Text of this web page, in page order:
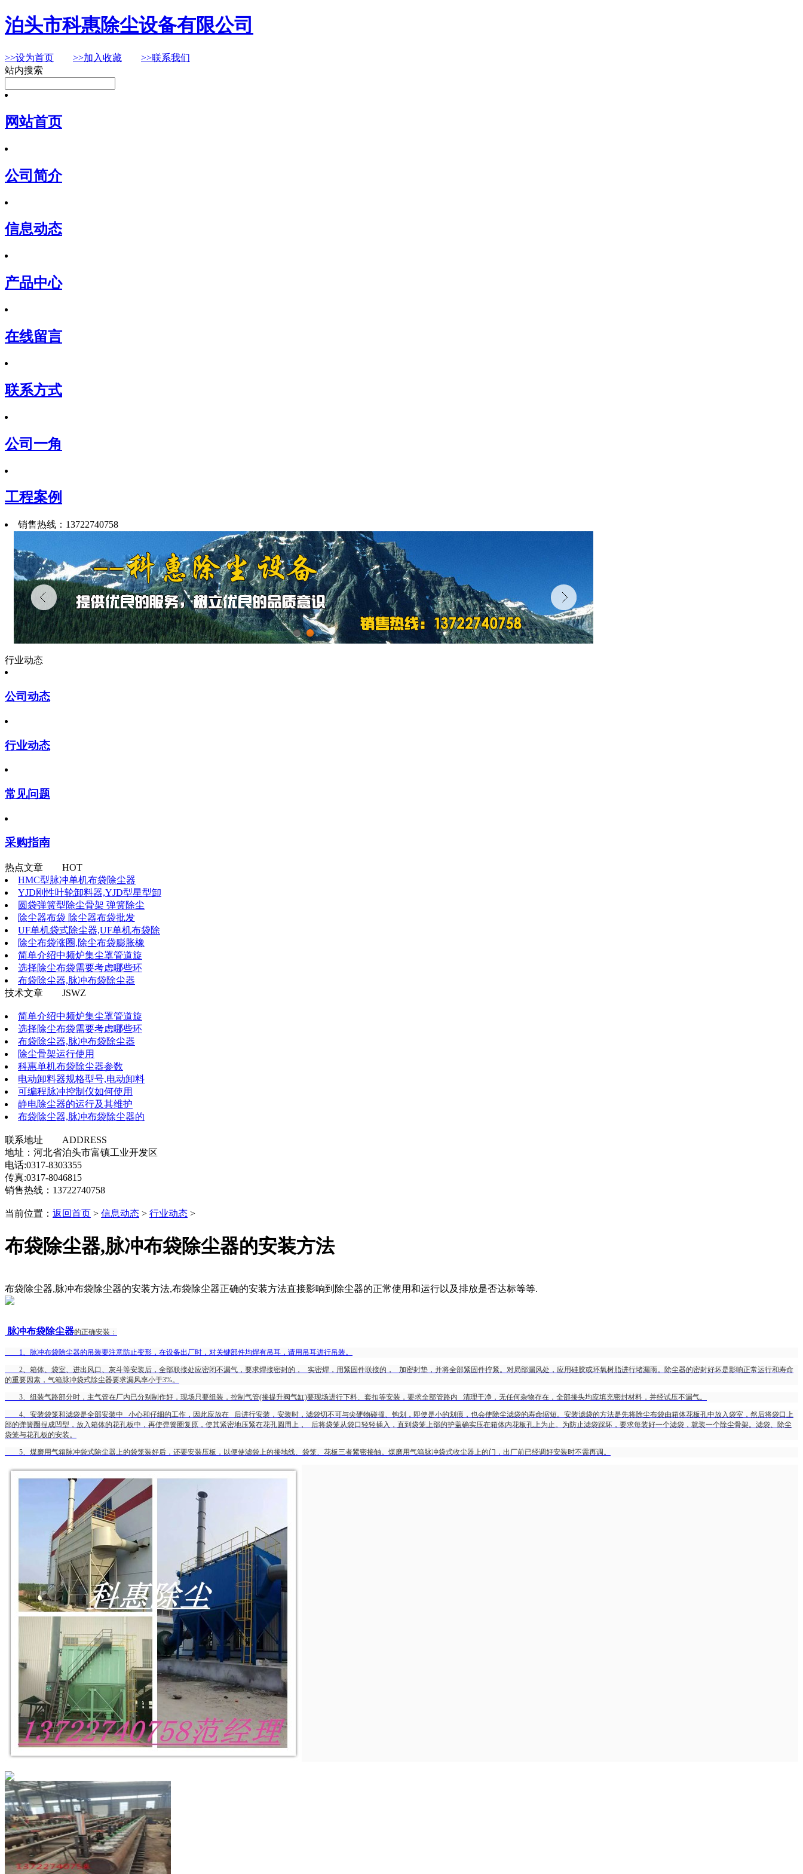
泊头市科惠除尘设备有限公司
>>设为首页 >>加入收藏
>>联系我们
站内搜索
网站首页
公司简介
信息动态
产品中心
在线留言
联系方式
公司一角
工程案例
销售热线：13722740758
行业动态
公司动态
行业动态
常见问题
采购指南
热点文章 HOT
HMC型脉冲单机布袋除尘器
YJD刚性叶轮卸料器,YJD型星型卸
圆袋弹簧型除尘骨架 弹簧除尘
除尘器布袋 除尘器布袋批发
UF单机袋式除尘器,UF单机布袋除
除尘布袋涨圈,除尘布袋膨胀橡
简单介绍中频炉集尘罩管道旋
选择除尘布袋需要考虑哪些环
布袋除尘器,脉冲布袋除尘器
技术文章 JSWZ
简单介绍中频炉集尘罩管道旋
选择除尘布袋需要考虑哪些环
布袋除尘器,脉冲布袋除尘器
除尘骨架运行使用
科惠单机布袋除尘器参数
电动卸料器规格型号,电动卸料
可编程脉冲控制仪如何使用
静电除尘器的运行及其维护
布袋除尘器,脉冲布袋除尘器的
联系地址 ADDRESS
地址：河北省泊头市富镇工业开发区
电话:0317-8303355
传真:0317-8046815
销售热线：13722740758
当前位置： 返回首页 > 信息动态 > 行业动态 >
布袋除尘器,脉冲布袋除尘器的安装方法
布袋除尘器,脉冲布袋除尘器的安装方法,布袋除尘器正确的安装方法直接影响到除尘器的正常使用和运行以及排放是否达标等等.
脉冲布袋除尘器的正确安装：
1、脉冲布袋除尘器的吊装要注意防止变形，在设备出厂时，对关键部件均焊有吊耳，请用吊耳进行吊装。
2、箱体、袋室、进出风口、灰斗等安装后，全部联接处应密闭不漏气，要求焊接密封的， 实密焊，用紧固件联接的， 加密封垫，并将全部紧固件拧紧。对局部漏风处，应用硅胶或环氧树脂进行堵漏雨。除尘器的密封好坏是影响正常运行和寿命
的重要因素，气箱脉冲袋式除尘器要求漏风率小于3%。
3、组装气路部分时，主气管在厂内已分别制作好，现场只要组装，控制气管(接提升阀气缸)要现场进行下料、套扣等安装，要求全部管路内 清理干净，无任何杂物存在，全部接头均应填充密封材料，并经试压不漏气。
4、安装袋笼和滤袋是全部安装中 小心和仔细的工作，因此应放在 后进行安装，安装时，滤袋切不可与尖硬物碰撞、钩划，即使是小的划痕，也会使除尘滤袋的寿命缩短。安装滤袋的方法是先将除尘布袋由箱体花板孔中放入袋室，然后将袋口上
部的弹簧圈捏成凹型，放入箱体的花孔板中，再使弹簧圈复原，使其紧密地压紧在花孔圆周上， 后将袋笼从袋口轻轻插入，直到袋笼上部的护盖确实压在箱体内花板孔上为止。为防止滤袋踩坏，要求每装好一个滤袋，就装一个除尘骨架。滤袋、除尘
袋笼与花孔板的安装。
5、煤磨用气箱脉冲袋式除尘器上的袋笼装好后，还要安装压板，以便使滤袋上的接地线、袋笼、花板三者紧密接触。煤磨用气箱脉冲袋式收尘器上的门，出厂前已经调好安装时不需再调。